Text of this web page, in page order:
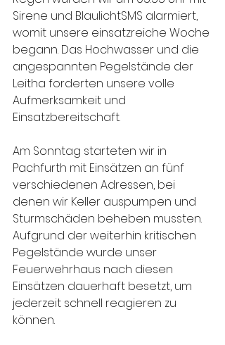
Sirene und BlaulichtSMS alarmiert,
womit unsere einsatzreiche Woche
begann. Das Hochwasser und die
angespannten Pegelstände der
Leitha forderten unsere volle
Aufmerksamkeit und
Einsatzbereitschaft.
Am Sonntag starteten wir in
Pachfurth mit Einsätzen an fünf
verschiedenen Adressen, bei
denen wir Keller auspumpen und
Sturmschäden beheben mussten.
Aufgrund der weiterhin kritischen
Pegelstände wurde unser
Feuerwehrhaus nach diesen
Einsätzen dauerhaft besetzt, um
jederzeit schnell reagieren zu
können.